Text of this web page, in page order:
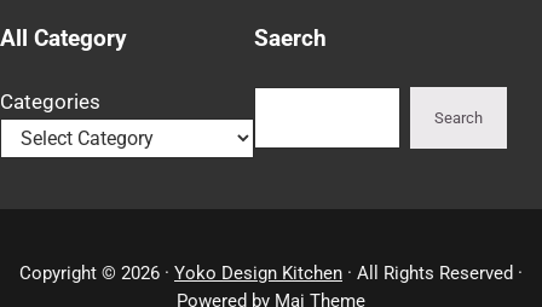
All Category
Categories
Saerch
Search
Copyright © 2026 · Yoko Design Kitchen · All Rights Reserved ·
Powered by Mai Theme